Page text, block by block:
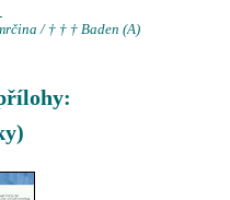
/ † † † Baden (A)